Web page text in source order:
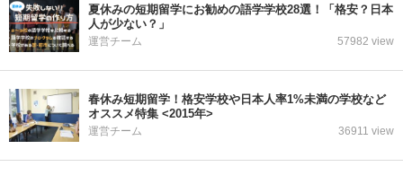
夏休みの短期留学にお勧めの語学学校28選！「格安？日本
人が少ない？」
運営チーム 57982 view
春休み短期留学！格安学校や日本人率1%未満の学校など
オススメ特集 <2015年>
運営チーム 36911 view